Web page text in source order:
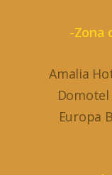
-Zona
Amalia
Domotel
Europa